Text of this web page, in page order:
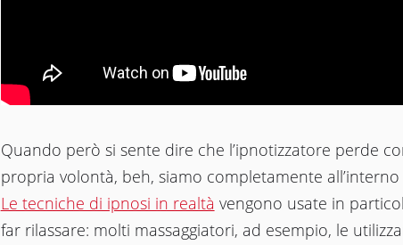
Quando però si sente dire che l’ipnotizzatore perde
propria volontà, beh, siamo completamente
Le tecniche di ipnosi in realtà vengono usate in
far rilassare: molti massaggiatori, ad esempio, le